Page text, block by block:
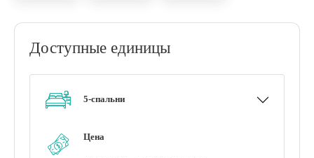
Доступные единицы
5-спальни
Цена